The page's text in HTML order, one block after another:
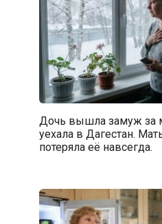
Дочь вышла замуж за
уехала в Дагестан.
потеряла её навсегда.